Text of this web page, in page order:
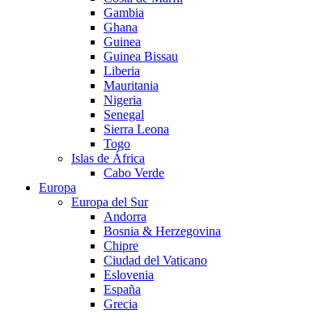
Gambia
Ghana
Guinea
Guinea Bissau
Liberia
Mauritania
Nigeria
Senegal
Sierra Leona
Togo
Islas de África
Cabo Verde
Europa
Europa del Sur
Andorra
Bosnia & Herzegovina
Chipre
Ciudad del Vaticano
Eslovenia
España
Grecia